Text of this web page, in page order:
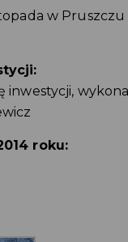
w
inwestycji,
roku: